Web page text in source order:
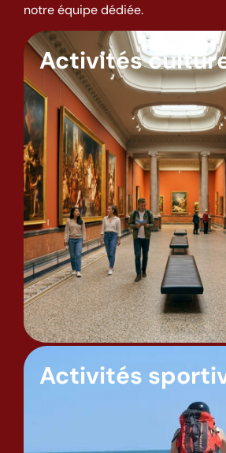
notre équipe dédiée.
Activités
Activités